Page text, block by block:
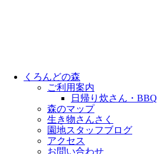
くろんどの森
ご利用案内
日帰り炊さん・BBQ
森のマップ
生き物さんさく
園地スタッフブログ
アクセス
お問い合わせ